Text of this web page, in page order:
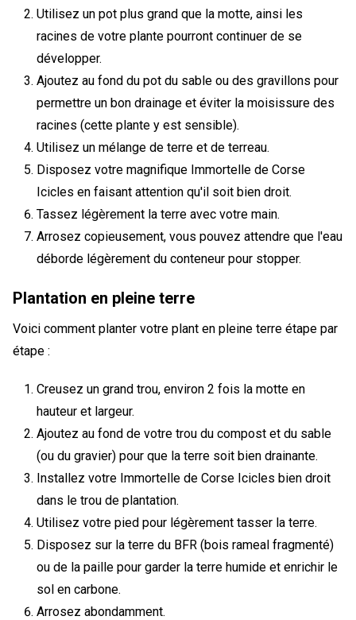
Utilisez un pot plus grand que la motte, ainsi les
racines de votre plante pourront continuer de se
développer.
Ajoutez au fond du pot du sable ou des gravillons pour
permettre un bon drainage et éviter la moisissure des
racines (cette plante y est sensible).
Utilisez un mélange de terre et de terreau.
Disposez votre magnifique Immortelle de Corse
Icicles en faisant attention qu'il soit bien droit.
Tassez légèrement la terre avec votre main.
Arrosez copieusement, vous pouvez attendre que l'eau
déborde légèrement du conteneur pour stopper.
Plantation en pleine terre
Voici comment planter votre plant en pleine terre étape par
étape :
Creusez un grand trou, environ 2 fois la motte en
hauteur et largeur.
Ajoutez au fond de votre trou du compost et du sable
(ou du gravier) pour que la terre soit bien drainante.
Installez votre Immortelle de Corse Icicles bien droit
dans le trou de plantation.
Utilisez votre pied pour légèrement tasser la terre.
Disposez sur la terre du BFR (bois rameal fragmenté)
ou de la paille pour garder la terre humide et enrichir le
sol en carbone.
Arrosez abondamment.